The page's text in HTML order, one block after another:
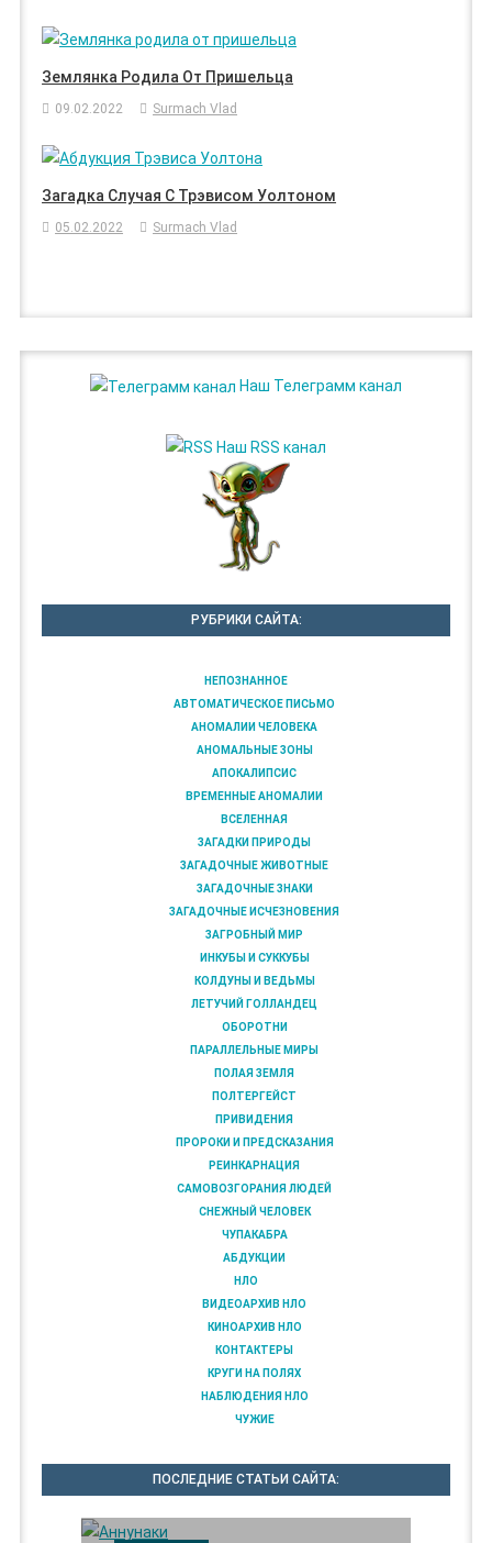
Землянка Родила От Пришельца
09.02.2022 Surmach Vlad
Загадка Случая С Трэвисом Уолтоном
05.02.2022 Surmach Vlad
Наш Телеграмм канал
Наш RSS канал
РУБРИКИ САЙТА:
НЕПОЗНАННОЕ
АВТОМАТИЧЕСКОЕ ПИСЬМО
АНОМАЛИИ ЧЕЛОВЕКА
АНОМАЛЬНЫЕ ЗОНЫ
АПОКАЛИПСИС
ВРЕМЕННЫЕ АНОМАЛИИ
ВСЕЛЕННАЯ
ЗАГАДКИ ПРИРОДЫ
ЗАГАДОЧНЫЕ ЖИВОТНЫЕ
ЗАГАДОЧНЫЕ ЗНАКИ
ЗАГАДОЧНЫЕ ИСЧЕЗНОВЕНИЯ
ЗАГРОБНЫЙ МИР
ИНКУБЫ И СУККУБЫ
КОЛДУНЫ И ВЕДЬМЫ
ЛЕТУЧИЙ ГОЛЛАНДЕЦ
ОБОРОТНИ
ПАРАЛЛЕЛЬНЫЕ МИРЫ
ПОЛАЯ ЗЕМЛЯ
ПОЛТЕРГЕЙСТ
ПРИВИДЕНИЯ
ПРОРОКИ И ПРЕДСКАЗАНИЯ
РЕИНКАРНАЦИЯ
САМОВОЗГОРАНИЯ ЛЮДЕЙ
СНЕЖНЫЙ ЧЕЛОВЕК
ЧУПАКАБРА
АБДУКЦИИ
НЛО
ВИДЕОАРХИВ НЛО
КИНОАРХИВ НЛО
КОНТАКТЕРЫ
КРУГИ НА ПОЛЯХ
НАБЛЮДЕНИЯ НЛО
ЧУЖИЕ
ПОСЛЕДНИЕ СТАТЬИ САЙТА: